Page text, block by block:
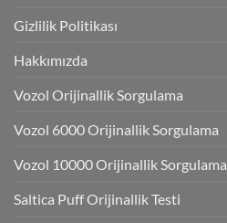
Gizlilik Politikası
Hakkımızda
Vozol Orijinallik Sorgulama
Vozol 6000 Orijinallik Sorgulama
Vozol 10000 Orijinallik Sorgulama
Saltica Puff Orijinallik Testi